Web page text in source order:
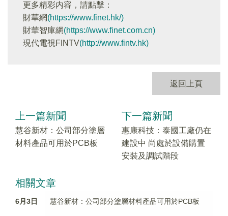
更多精彩内容，請點擊：
財華網(https://www.finet.hk/)
財華智庫網(https://www.finet.com.cn)
現代電視FINTV(http://www.fintv.hk)
返回上頁
上一篇新聞
慧谷新材：公司部分塗層
材料產品可用於PCB板
下一篇新聞
惠康科技：泰國工廠仍在
建設中 尚處於設備購置
安裝及調試階段
相關文章
6月3日 慧谷新材：公司部分塗層材料產品可用於PCB板